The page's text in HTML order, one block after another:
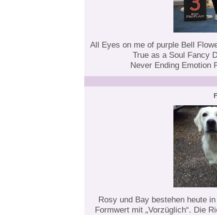
All Eyes on me of purple Bell
True as a Soul Fancy
Never Ending Emotion
Rosy und Bay bestehen heute
Formwert mit „Vorzüglich“. Die